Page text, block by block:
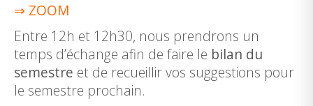
⇒ ZOOM
Entre 12h et 12h30, nous prendrons un
temps d’échange afin de faire le bilan du
semestre et de recueillir vos suggestions pour
le semestre prochain.